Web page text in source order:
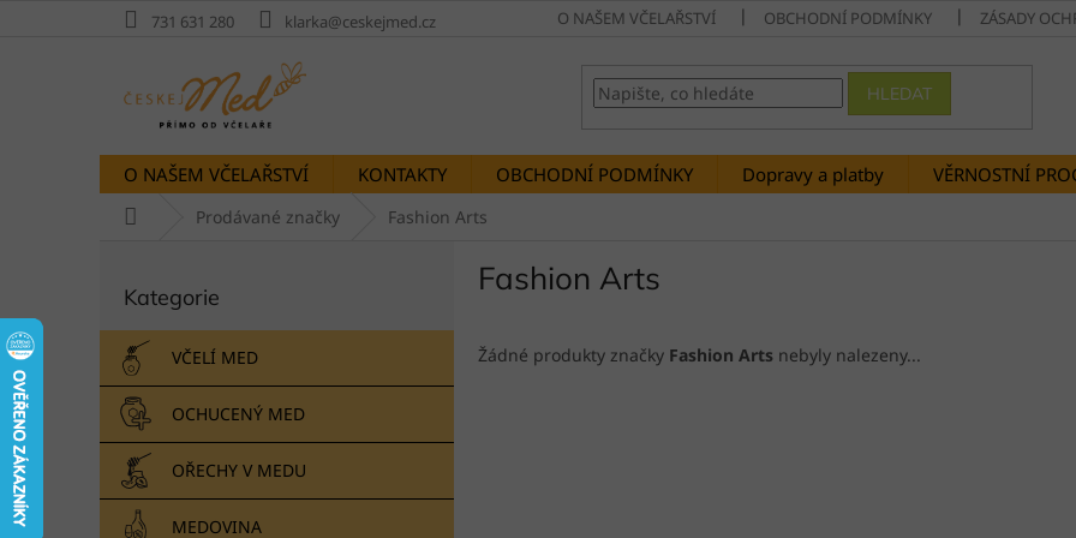
731 631 280 klarka@ceskejmed.cz O NAŠEM VČELAŘSTVÍ OBCHODNÍ PODMÍNKY ZÁSADY
HLEDAT
O NAŠEM VČELAŘSTVÍ KONTAKTY OBCHODNÍ PODMÍNKY Dopravy a platby VĚRNOSTNÍ
Prodávané značky Fashion Arts
t
a
n
p
kategorie
Kategorie
VČELÍ MED
OCHUCENÝ MED
OŘECHY V MEDU
MEDOVINA
Fashion Arts
Žádné produkty značky Fashion Arts nebyly nalezeny...